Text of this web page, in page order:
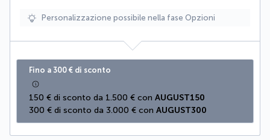
Personalizzazione possibile nella fase Opzioni
Fino a 300 € di sconto
150 € di sconto da 1.500 € con AUGUST150
300 € di sconto da 3.000 € con AUGUST300